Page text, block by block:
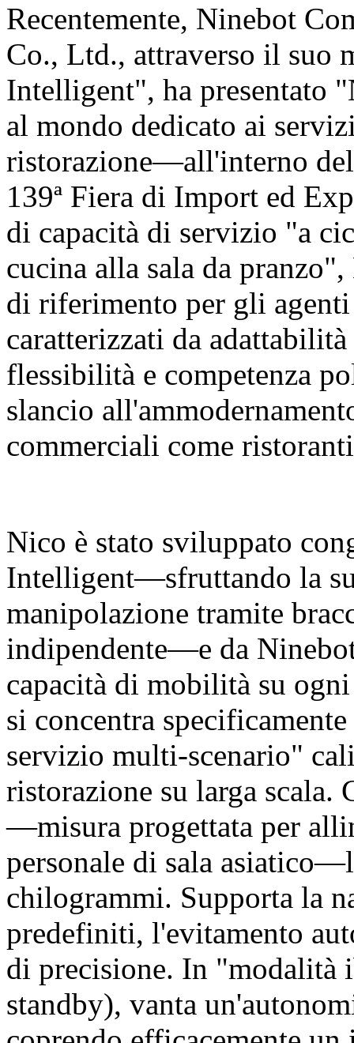
Recentemente, Ninebot
Co., Ltd., attraverso il suo
Intelligent", ha
al mondo dedicato ai
ristorazione—all'interno
139ª Fiera di Import ed
di capacità di servizio "a
cucina alla sala da
di riferimento per gli
caratterizzati da
flessibilità e competenza
slancio
commerciali come
Nico è stato sviluppato
Intelligent—sfruttando la
manipolazione tramite
indipendente—e da
capacità di mobilità su
si concentra
servizio multi-scenario"
ristorazione su larga scala.
—misura progettata per
personale di sala
chilogrammi. Supporta la
predefiniti, l'evitamento
di precisione. In "modalità
standby), vanta